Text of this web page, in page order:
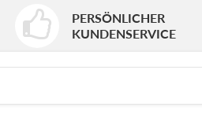
PERSÖNLICHER
KUNDENSERVICE